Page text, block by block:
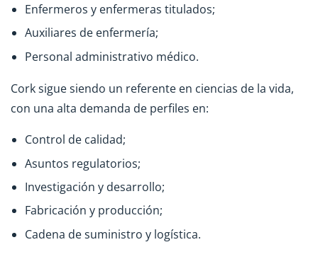
Enfermeros y enfermeras titulados;
Auxiliares de enfermería;
Personal administrativo médico.
Cork sigue siendo un referente en ciencias de la vida,
con una alta demanda de perfiles en:
Control de calidad;
Asuntos regulatorios;
Investigación y desarrollo;
Fabricación y producción;
Cadena de suministro y logística.